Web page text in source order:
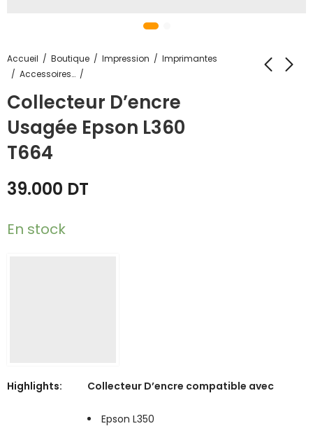
Accueil Boutique Impression
Imprimantes
Accessoires Imprimantes
Collecteur D’encre
Usagée Epson L360
T664
39.000 DT
En stock
Highlights: Collecteur D’encre compatible avec
Epson L350